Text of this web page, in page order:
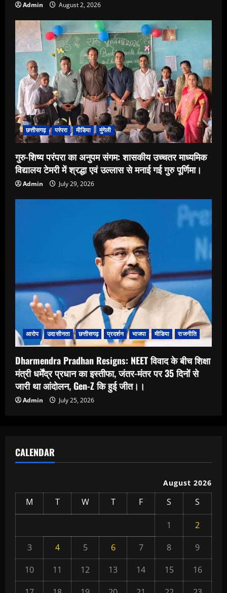
Admin August 2, 2026
छत्तीसगढ़ परंपरा मीडिया मुंगेली
गुरु-शिष्य परंपरा का अनुपम संगम: शासकीय उच्चतर माध्यमिक
विद्यालय टेमरी में श्रद्धा एवं उल्लास से मनाई गई गुरु पूर्णिमा।
Admin July 29, 2026
आरोप उदासीनता छत्तीसगढ़ प्रदर्शन भाजपा मीडिया राजनीति
Dharmendra Pradhan Resigns: NEET विवाद के बीच शिक्षा
मंत्री धर्मेंद्र प्रधान का इस्तीफा, जंतर-मंतर पर 35 दिनों से
जारी था आंदोलन, Gen-Z कि हुई जीत।।
Admin July 25, 2026
CALENDAR
August 2026
M T W T F S S
1
2
3
4 5 6 7 8
9
10
11 12 13 14 15
16